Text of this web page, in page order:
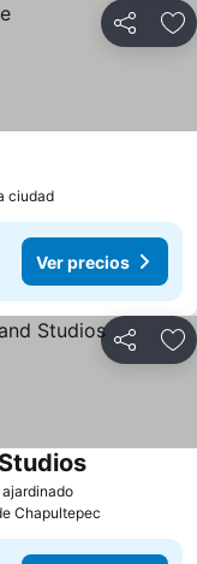
Compartir
ciudad
Ver precios
Compartir
Ver precios
Ver precios
Chapultepec